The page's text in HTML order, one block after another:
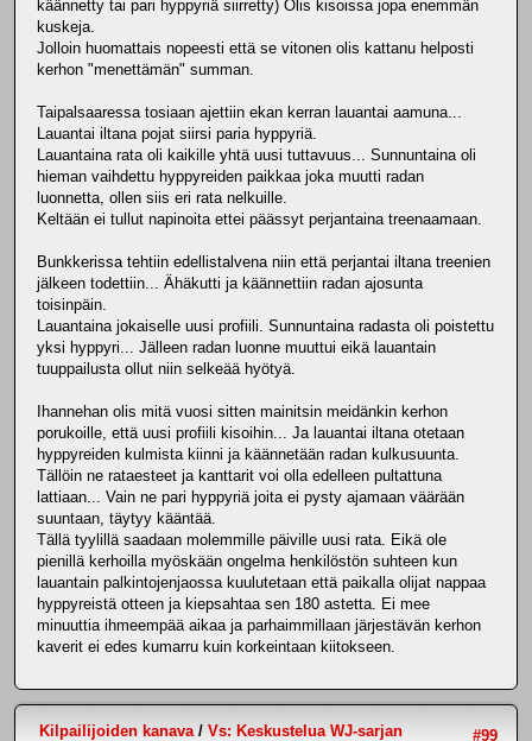
käännetty tai pari hyppyriä siirretty) Olis kisoissa jopa enemmän
kuskeja.
Jolloin huomattais nopeesti että se vitonen olis kattanu helposti
kerhon "menettämän" summan.
Taipalsaaressa tosiaan ajettiin ekan kerran lauantai aamuna...
Lauantai iltana pojat siirsi paria hyppyriä.
Lauantaina rata oli kaikille yhtä uusi tuttavuus... Sunnuntaina oli
hieman vaihdettu hyppyreiden paikkaa joka muutti radan
luonnetta, ollen siis eri rata nelkuille.
Keltään ei tullut napinoita ettei päässyt perjantaina treenaamaan.
Bunkkerissa tehtiin edellistalvena niin että perjantai iltana treenien
jälkeen todettiin... Ähäkutti ja käännettiin radan ajosunta
toisinpäin.
Lauantaina jokaiselle uusi profiili. Sunnuntaina radasta oli poistettu
yksi hyppyri... Jälleen radan luonne muuttui eikä lauantain
tuuppailusta ollut niin selkeää hyötyä.
Ihannehan olis mitä vuosi sitten mainitsin meidänkin kerhon
porukoille, että uusi profiili kisoihin... Ja lauantai iltana otetaan
hyppyreiden kulmista kiinni ja käännetään radan kulkusuunta.
Tällöin ne rataesteet ja kanttarit voi olla edelleen pultattuna
lattiaan... Vain ne pari hyppyriä joita ei pysty ajamaan väärään
suuntaan, täytyy kääntää.
Tällä tyylillä saadaan molemmille päiville uusi rata. Eikä ole
pienillä kerhoilla myöskään ongelma henkilöstön suhteen kun
lauantain palkintojenjaossa kuulutetaan että paikalla olijat nappaa
hyppyreistä otteen ja kiepsahtaa sen 180 astetta. Ei mee
minuuttia ihmeempää aikaa ja parhaimmillaan järjestävän kerhon
kaverit ei edes kumarru kuin korkeintaan kiitokseen.
#99
Kilpailijoiden kanava/ Vs: Keskustelua WJ-sarjan